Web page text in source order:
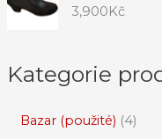
3,900Kč
Kategorie
Bazar (použité) 4